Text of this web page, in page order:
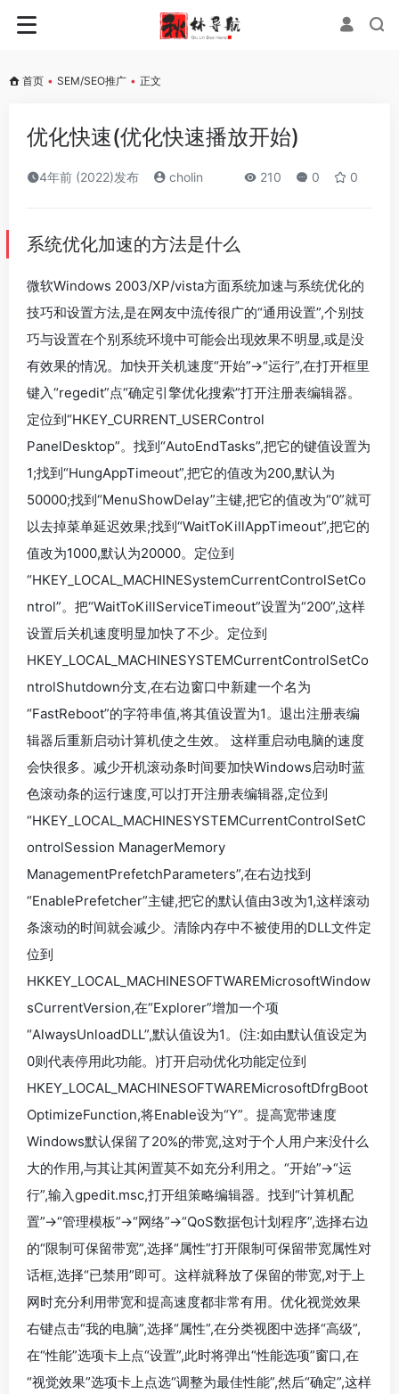
首页 • SEM/SEO推广 • 正文
优化快速(优化快速播放开始)
4年前 (2022)发布 cholin 210 0 0
系统优化加速的方法是什么
微软Windows 2003/XP/vista方面系统加速与系统优化的
技巧和设置方法,是在网友中流传很广的“通用设置”,个别技
巧与设置在个别系统环境中可能会出现效果不明显,或是没
有效果的情况。加快开关机速度“开始”->“运行”,在打开框里
键入“regedit”点“确定引擎优化搜索”打开注册表编辑器。
定位到“HKEY_CURRENT_USERControl
PanelDesktop”。找到“AutoEndTasks”,把它的键值设置为
1;找到“HungAppTimeout”,把它的值改为200,默认为
50000;找到“MenuShowDelay”主键,把它的值改为“0”就可
以去掉菜单延迟效果;找到“WaitToKillAppTimeout”,把它的
值改为1000,默认为20000。定位到
“HKEY_LOCAL_MACHINESystemCurrentControlSetCo
ntrol”。把“WaitToKillServiceTimeout”设置为“200”,这样
设置后关机速度明显加快了不少。定位到
HKEY_LOCAL_MACHINESYSTEMCurrentControlSetCo
ntrolShutdown分支,在右边窗口中新建一个名为
“FastReboot”的字符串值,将其值设置为1。退出注册表编
辑器后重新启动计算机使之生效。 这样重启动电脑的速度
会快很多。减少开机滚动条时间要加快Windows启动时蓝
色滚动条的运行速度,可以打开注册表编辑器,定位到
“HKEY_LOCAL_MACHINESYSTEMCurrentControlSetC
ontrolSession ManagerMemory
ManagementPrefetchParameters”,在右边找到
“EnablePrefetcher”主键,把它的默认值由3改为1,这样滚动
条滚动的时间就会减少。清除内存中不被使用的DLL文件定
位到
HKKEY_LOCAL_MACHINESOFTWAREMicrosoftWindow
sCurrentVersion,在“Explorer”增加一个项
“AlwaysUnloadDLL”,默认值设为1。(注:如由默认值设定为
0则代表停用此功能。)打开启动优化功能定位到
HKEY_LOCAL_MACHINESOFTWAREMicrosoftDfrgBoot
OptimizeFunction,将Enable设为“Y”。提高宽带速度
Windows默认保留了20%的带宽,这对于个人用户来没什么
大的作用,与其让其闲置莫不如充分利用之。“开始”->“运
行”,输入gpedit.msc,打开组策略编辑器。找到“计算机配
置”->“管理模板”->“网络”->“QoS数据包计划程序”,选择右边
的“限制可保留带宽”,选择“属性”打开限制可保留带宽属性对
话框,选择“已禁用”即可。这样就释放了保留的带宽,对于上
网时充分利用带宽和提高速度都非常有用。优化视觉效果
右键点击“我的电脑”,选择“属性”,在分类视图中选择“高级”,
在“性能”选项卡上点“设置”,此时将弹出“性能选项”窗口,在
“视觉效果”选项卡上点选“调整为最佳性能”,然后“确定”,这样